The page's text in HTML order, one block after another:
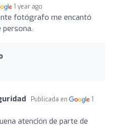
1 year ago
fotógrafo me encantó
persona.
Publicada en
1
atención de parte de